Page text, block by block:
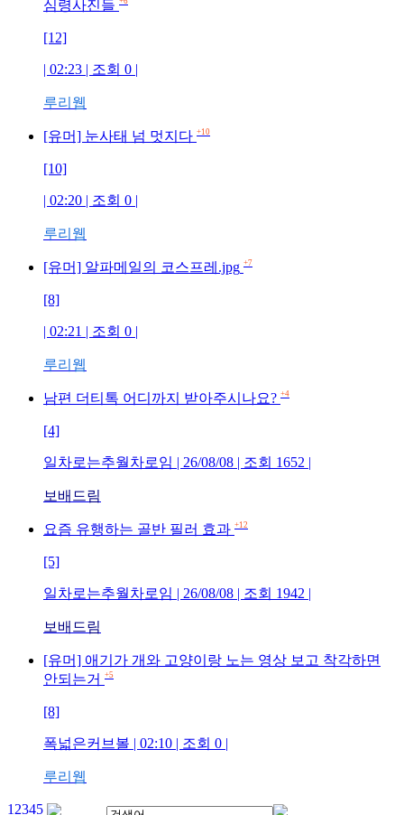
심령사진들
[12]
| 02:23 | 조회 0 |
루리웹
[유머] 눈사태 넘 멋지다 +10
[10]
| 02:20 | 조회 0 |
루리웹
[유머] 알파메일의 코스프레.jpg +7
[8]
| 02:21 | 조회 0 |
루리웹
남편 더티톡 어디까지 받아주시나요? +4
[4]
일차로는추월차로임 | 26/08/08 | 조회 1652 |
보배드림
요즘 유행하는 골반 필러 효과 +12
[5]
일차로는추월차로임 | 26/08/08 | 조회 1942 |
보배드림
[유머] 애기가 개와 고양이랑 노는 영상 보고 착각하면
안되는거
+5
[8]
폭넓은커브볼 | 02:10 | 조회 0 |
루리웹
1 2345